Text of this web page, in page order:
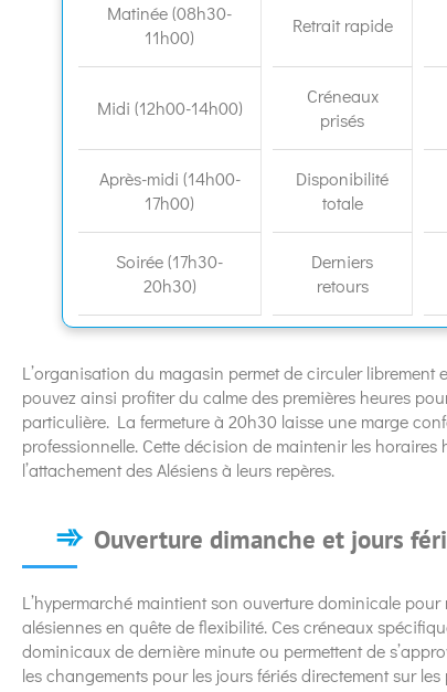
Matinée (08h30-
11h00)
Retrait rapide
Midi (12h00-14h00)
Créneaux
prisés
Après-midi (14h00-
17h00)
Disponibilité
totale
Soirée (17h30-
20h30)
Derniers
retours
L’organisation du magasin permet de circuler
pouvez ainsi profiter du calme des premières heures
particulière. La fermeture à 20h30 laisse une marge
professionnelle. Cette décision de maintenir les
l’attachement des Alésiens à leurs repères.
Ouverture dimanche et jours
L’hypermarché maintient son ouverture dominicale
alésiennes en quête de flexibilité. Ces créneaux
dominicaux de dernière minute ou permettent de
les changements pour les jours fériés directement sur